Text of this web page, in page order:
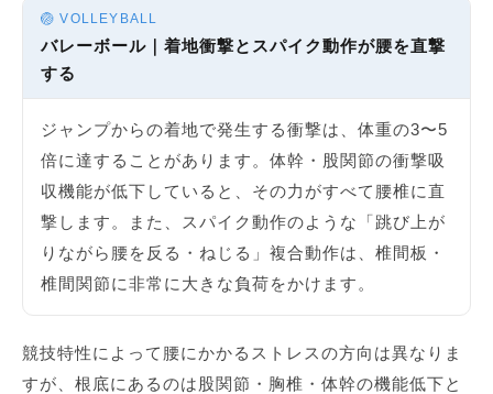
🏐 VOLLEYBALL
バレーボール｜着地衝撃とスパイク動作が腰を直撃
する
ジャンプからの着地で発生する衝撃は、体重の3〜5
倍に達することがあります。体幹・股関節の衝撃吸
収機能が低下していると、その力がすべて腰椎に直
撃します。また、スパイク動作のような「跳び上が
りながら腰を反る・ねじる」複合動作は、椎間板・
椎間関節に非常に大きな負荷をかけます。
競技特性によって腰にかかるストレスの方向は異なりま
すが、根底にあるのは股関節・胸椎・体幹の機能低下と